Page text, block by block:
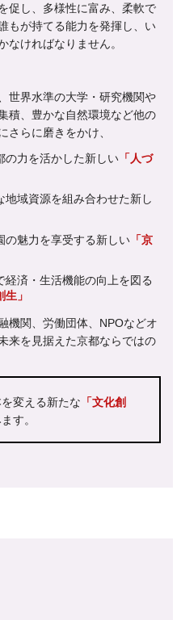
促し、多様性に富み、柔軟で
もが持てる能力を発揮し、い
なければなりません。
世界水準の大学・研究機関や
積、豊かな自然環境など他の
さらに磨きをかけ、
の力を活かした新しい 「人づ
地域資源を組み合わせた新し
の魅力を享受する新しい 「京
済・生活機能の向上を図る
」
機関、労働団体、NPOなどオ
来を見据えた京都ならではの
変える新たな 「文化創
す。